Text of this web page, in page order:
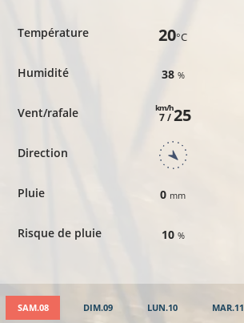
Température
Humidité
Vent/rafale
Direction
Pluie
Risque de pluie
20°C
38 %
7 /
km/h25
0 mm
10 %
SAM.08 DIM.09 LUN.10 MAR.11